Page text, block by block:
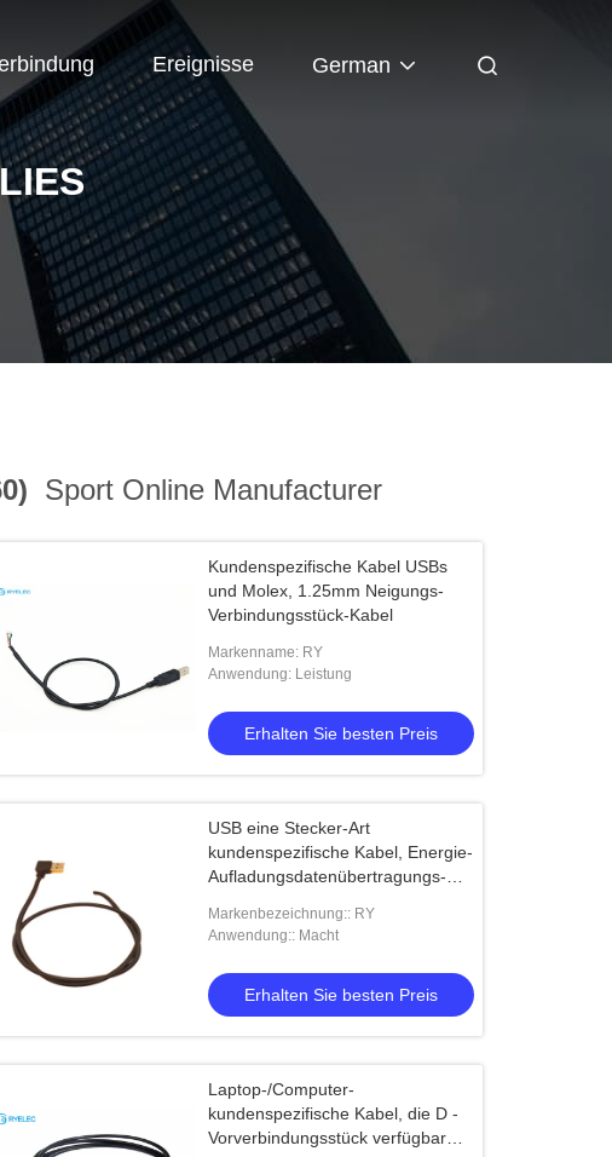
Ereignisse German
Sport Online Manufacturer
Kundenspezifische Kabel USBs
und Molex, 1.25mm Neigungs-
Verbindungsstück-Kabel
Markenname: RY
Anwendung: Leistung
Erhalten Sie besten Preis
USB eine Stecker-Art
kundenspezifische Kabel, Energie-
Aufladungsdatenübertragungs-
Markenbezeichnung:: RY
Anwendung:: Macht
Erhalten Sie besten Preis
Laptop-/Computer-
kundenspezifische Kabel, die D -
Vorverbindungsstück verfügbar